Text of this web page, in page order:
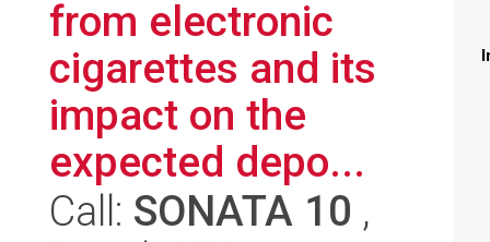
from electronic
cigarettes and its
impact on the
expected depo...
Call: SONATA 10 ,